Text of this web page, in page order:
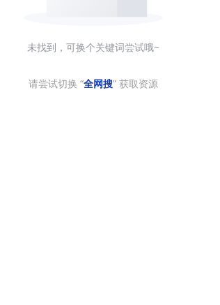
未找到，可换个关键词尝试哦~
请尝试切换 “全网搜” 获取资源